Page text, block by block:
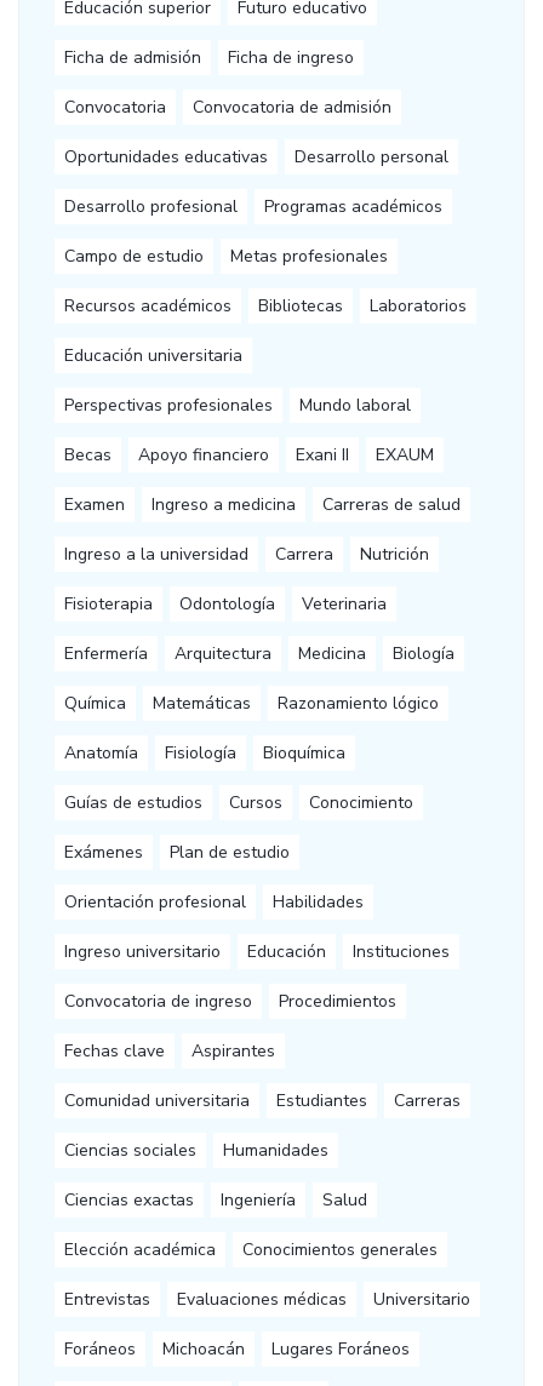
Educación superior Futuro educativo
Ficha de admisión Ficha de ingreso
Convocatoria Convocatoria de admisión
Oportunidades educativas Desarrollo personal
Desarrollo profesional Programas académicos
Campo de estudio Metas profesionales
Recursos académicos Bibliotecas Laboratorios
Educación universitaria
Perspectivas profesionales Mundo laboral
Becas Apoyo financiero Exani II EXAUM
Examen Ingreso a medicina Carreras de salud
Ingreso a la universidad Carrera Nutrición
Fisioterapia Odontología Veterinaria
Enfermería Arquitectura Medicina Biología
Química Matemáticas Razonamiento lógico
Anatomía Fisiología Bioquímica
Guías de estudios Cursos Conocimiento
Exámenes Plan de estudio
Orientación profesional Habilidades
Ingreso universitario Educación Instituciones
Convocatoria de ingreso Procedimientos
Fechas clave Aspirantes
Comunidad universitaria Estudiantes Carreras
Ciencias sociales Humanidades
Ciencias exactas Ingeniería Salud
Elección académica Conocimientos generales
Entrevistas Evaluaciones médicas Universitario
Foráneos Michoacán Lugares Foráneos